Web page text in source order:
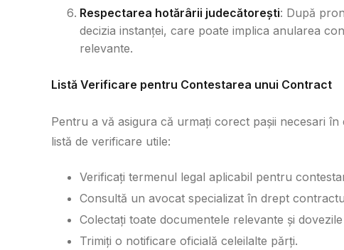
Respectarea hotărârii judecătorești: După
decizia instanței, care poate implica anularea
relevante.
Listă Verificare pentru Contestarea unui Contract
Pentru a vă asigura că urmați corect pașii necesari
listă de verificare utile:
Verificați termenul legal aplicabil pentru
Consultă un avocat specializat în drept
Colectați toate documentele relevante și
Trimiți o notificare oficială celeilalte părți.